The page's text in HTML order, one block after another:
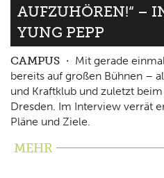
AUFZUHÖREN!“ –
YUNG PEPP
CAMPUS
Mit gerade
bereits auf großen Bühnen –
und Kraftklub und zuletzt
Dresden. Im Interview verrät
Pläne und Ziele.
MEHR